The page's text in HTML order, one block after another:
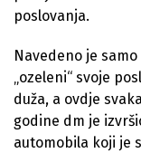
poslovanja.
Navedeno je
„ozeleni“ svoje
duža, a ovdje
godine dm je
automobila koji je